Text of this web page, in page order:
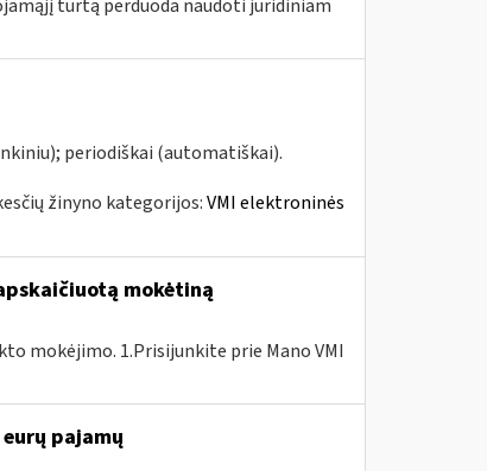
turtą perduoda naudoti juridiniam
periodiškai (automatiškai).
žinyno kategorijos:VMI elektroninės
mokėtiną
mokėjimo. 1.Prisijunkite prie Mano VMI
pajamų